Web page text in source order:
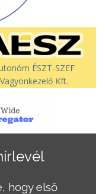
ÉSZT-SZEF
Vagyonkezelő Kft.
hogy első